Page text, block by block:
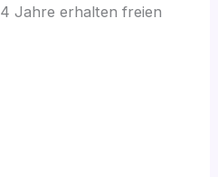
Jahre erhalten freien